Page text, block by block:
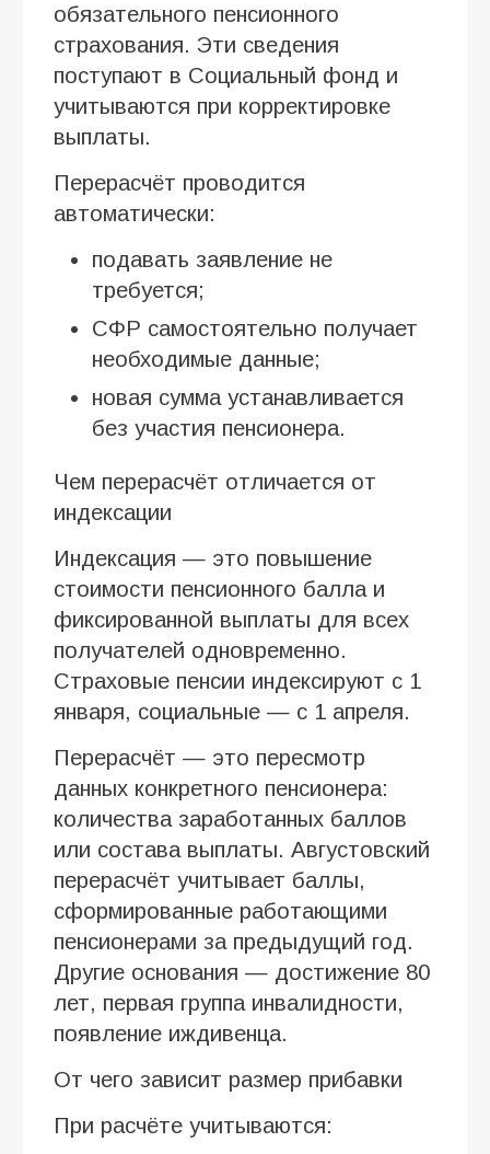
обязательного пенсионного
страхования. Эти сведения
поступают в Социальный фонд и
учитываются при корректировке
выплаты.
Перерасчёт проводится
автоматически:
подавать заявление не
требуется;
СФР самостоятельно получает
необходимые данные;
новая сумма устанавливается
без участия пенсионера.
Чем перерасчёт отличается от
индексации
Индексация — это повышение
стоимости пенсионного балла и
фиксированной выплаты для всех
получателей одновременно.
Страховые пенсии индексируют с 1
января, социальные — с 1 апреля.
Перерасчёт — это пересмотр
данных конкретного пенсионера:
количества заработанных баллов
или состава выплаты. Августовский
перерасчёт учитывает баллы,
сформированные работающими
пенсионерами за предыдущий год.
Другие основания — достижение 80
лет, первая группа инвалидности,
появление иждивенца.
От чего зависит размер прибавки
При расчёте учитываются: